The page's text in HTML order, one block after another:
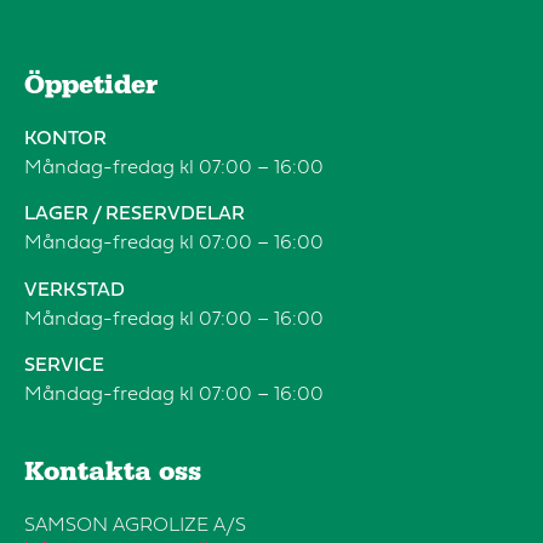
Öppetider
KONTOR
Måndag-fredag kl 07:00 – 16:00
LAGER / RESERVDELAR
Måndag-fredag kl 07:00 – 16:00
VERKSTAD
Måndag-fredag kl 07:00 – 16:00
SERVICE
Måndag-fredag kl 07:00 – 16:00
Kontakta oss​
SAMSON AGROLIZE A/S